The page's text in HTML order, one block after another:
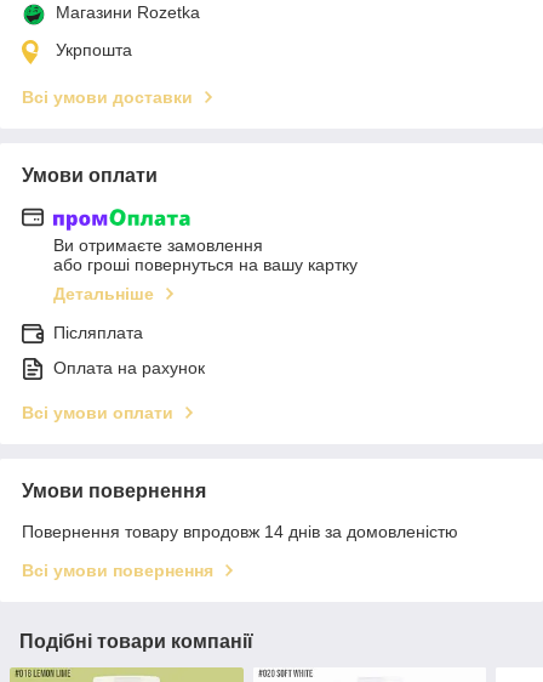
Магазини Rozetka
Укрпошта
Всі умови доставки
Умови оплати
Ви отримаєте замовлення
або гроші повернуться на вашу картку
Детальніше
Післяплата
Оплата на рахунок
Всі умови оплати
Умови повернення
Повернення товару впродовж 14 днів за домовленістю
Всі умови повернення
Подібні товари компанії